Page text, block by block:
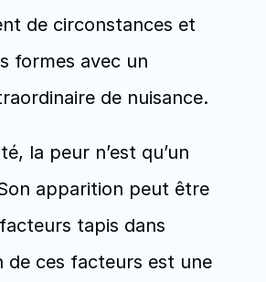
de circonstances et
formes avec un
de nuisance.
la peur n’est qu’un
apparition peut être
tapis dans
de ces facteurs est une